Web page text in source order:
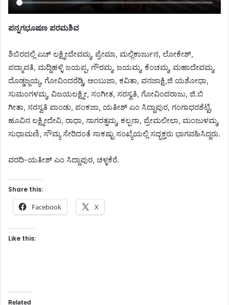
ಪನ್ನಗಭೂಷಣ ಪರಮಶಿವ
ಶಿಬಿರದಲ್ಲಿ ಎಚ್ ಲಕ್ಷ್ಮೀದೇವಮ್ಮ, ಪ್ರೇಮಾ, ಮಲ್ಲಿಕಾರ್ಜುನ, ಲೋಕೇಶ್,
ಪದ್ಮಾವತಿ, ಮದ್ದಿಹಳ್ಳಿ ಜಯಪ್ಪ, ಗೌರಮ್ಮ, ಜಯಮ್ಮ, ಕೆಂಚಮ್ಮ, ಮಹಾದೇವಮ್ಮ,
ದೊಡ್ಡಜ್ಜಯ್ಯ, ಗೋವಿಂದರೆಡ್ಡಿ, ಅಂಬುಜಾ, ಕವಿತಾ, ವನಜಾಕ್ಷಿ,ಜಿ ಯಶೋಧಾ,
ಸುಮಂಗಳಮ್ಮ, ವಿಜಯಲಕ್ಷ್ಮೀ, ಸಂಗೀತ, ಸರಸ್ವತಿ, ಗೋವಿಂದರಾಜು, ಜಿ.ಬಿ
ಗೀತಾ, ಸರಸ್ವತಿ ಪಾಂಡು, ಪಂಕಜಾ, ಯತೀಶ್ ಎಂ ಸಿದ್ದಾಪುರ, ಗಂಗಾಧರಶೆಟ್ಟಿ,
ಹೂವಿನ ಲಕ್ಷ್ಮೀದೇವಿ, ರಾಧಾ, ನಾಗರತ್ನಮ್ಮ, ಕಲ್ಪನಾ, ಪ್ರೇಮಲೀಲಾ, ಮಂಜುಳಮ್ಮ,
ಸುಧಾಮಣಿ, ಸೌಮ್ಯ ಸೇರಿದಂತೆ ಸಾಕಷ್ಟು ಸಂಖ್ಯೆಯಲ್ಲಿ ಸದ್ಭಕ್ತರು ಭಾಗವಹಿಸಿದ್ದರು.
ವರದಿ-ಯತೀಶ್ ಎಂ ಸಿದ್ದಾಪುರ, ಚಳ್ಳಕೆರೆ.
Share this:
Facebook X
Like this:
Related